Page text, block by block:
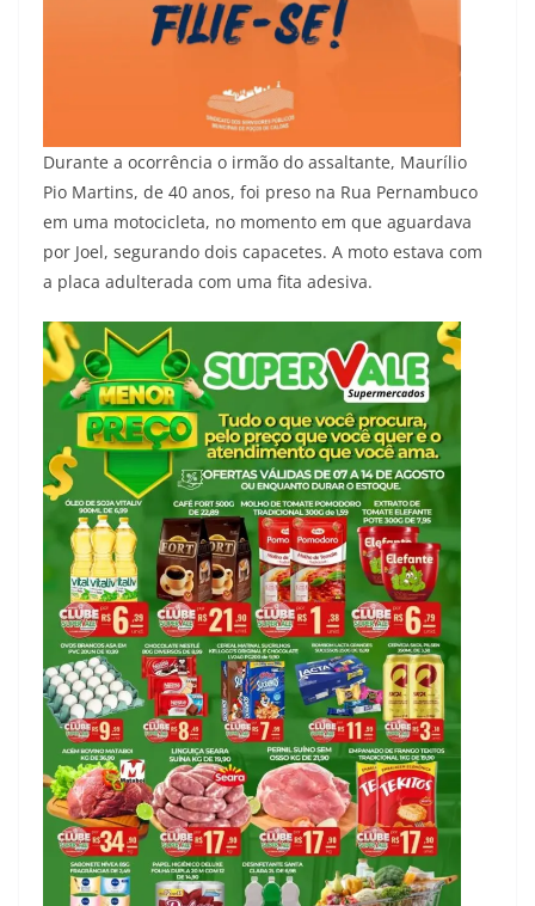
Durante a ocorrência o irmão do assaltante, Maurílio
Pio Martins, de 40 anos, foi preso na Rua Pernambuco
em uma motocicleta, no momento em que aguardava
por Joel, segurando dois capacetes. A moto estava com
a placa adulterada com uma fita adesiva.